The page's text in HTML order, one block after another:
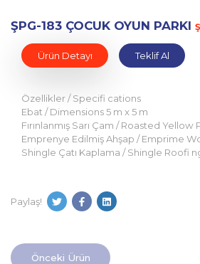
ŞPG-183 ÇOCUK OYUN PARKI
Ürün Detayı Teklif Al
Özellikler / Specifi cations
Ebat / Dimensions 5 m x 5 m
Fırınlanmış Sarı Çam / Roasted Yellow
Emprenye Edilmiş Ahşap / Emprime
Shingle Çatı Kaplama / Shingle Roofi
Paylaş!
Önceki Ürün